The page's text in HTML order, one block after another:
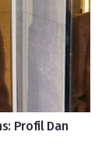
Profil Dan